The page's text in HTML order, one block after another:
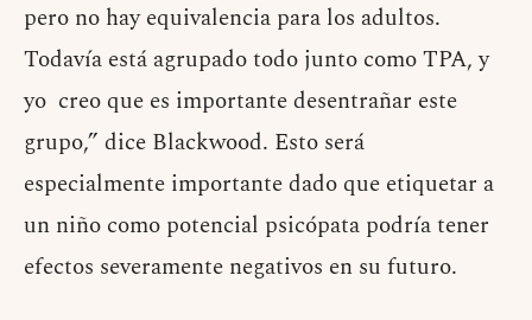
pero no hay equivalencia para los adultos.
Todavía está agrupado todo junto como TPA, y
yo creo que es importante desentrañar este
grupo,” dice Blackwood. Esto será
especialmente importante dado que etiquetar a
un niño como potencial psicópata podría tener
efectos severamente negativos en su futuro.